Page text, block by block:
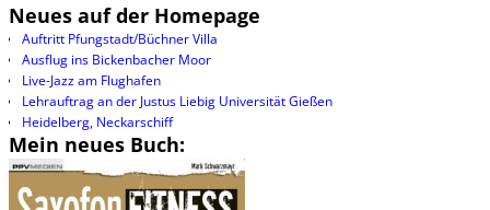
Neues auf der Homepage
Auftritt Pfungstadt/Büchner Villa
Ausflug ins Bickenbacher Moor
Live-Jazz am Flughafen
Lehrauftrag an der Justus Liebig Universität Gießen
Heidelberg, Neckarschiff
Mein neues Buch: